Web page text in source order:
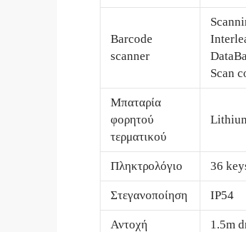
Barcode
scanner
Scan
Μπαταρία
φορητού
τερματικού
Πληκτρολόγιο 36
Στεγανοποίηση IP54
Αντοχή 1.5m